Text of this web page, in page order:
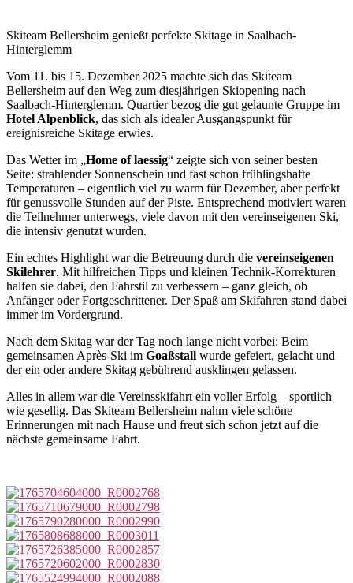
Skiteam Bellersheim genießt perfekte Skitage in Saalbach-
Hinterglemm
Vom 11. bis 15. Dezember 2025 machte sich das Skiteam
Bellersheim auf den Weg zum diesjährigen Skiopening nach
Saalbach-Hinterglemm. Quartier bezog die gut gelaunte Gruppe im
Hotel Alpenblick, das sich als idealer Ausgangspunkt für
ereignisreiche Skitage erwies.
Das Wetter im „Home of laessig“ zeigte sich von seiner besten
Seite: strahlender Sonnenschein und fast schon frühlingshafte
Temperaturen – eigentlich viel zu warm für Dezember, aber perfekt
für genussvolle Stunden auf der Piste. Entsprechend motiviert waren
die Teilnehmer unterwegs, viele davon mit den vereinseigenen Ski,
die intensiv genutzt wurden.
Ein echtes Highlight war die Betreuung durch die vereinseigenen
Skilehrer. Mit hilfreichen Tipps und kleinen Technik-Korrekturen
halfen sie dabei, den Fahrstil zu verbessern – ganz gleich, ob
Anfänger oder Fortgeschrittener. Der Spaß am Skifahren stand dabei
immer im Vordergrund.
Nach dem Skitag war der Tag noch lange nicht vorbei: Beim
gemeinsamen Après-Ski im Goaßstall wurde gefeiert, gelacht und
der ein oder andere Skitag gebührend ausklingen gelassen.
Alles in allem war die Vereinsskifahrt ein voller Erfolg – sportlich
wie gesellig. Das Skiteam Bellersheim nahm viele schöne
Erinnerungen mit nach Hause und freut sich schon jetzt auf die
nächste gemeinsame Fahrt.